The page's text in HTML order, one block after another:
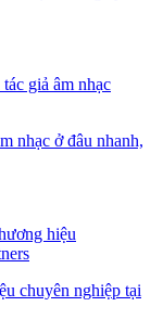
nhạc ở đâu nhanh,
chuyên nghiệp tại